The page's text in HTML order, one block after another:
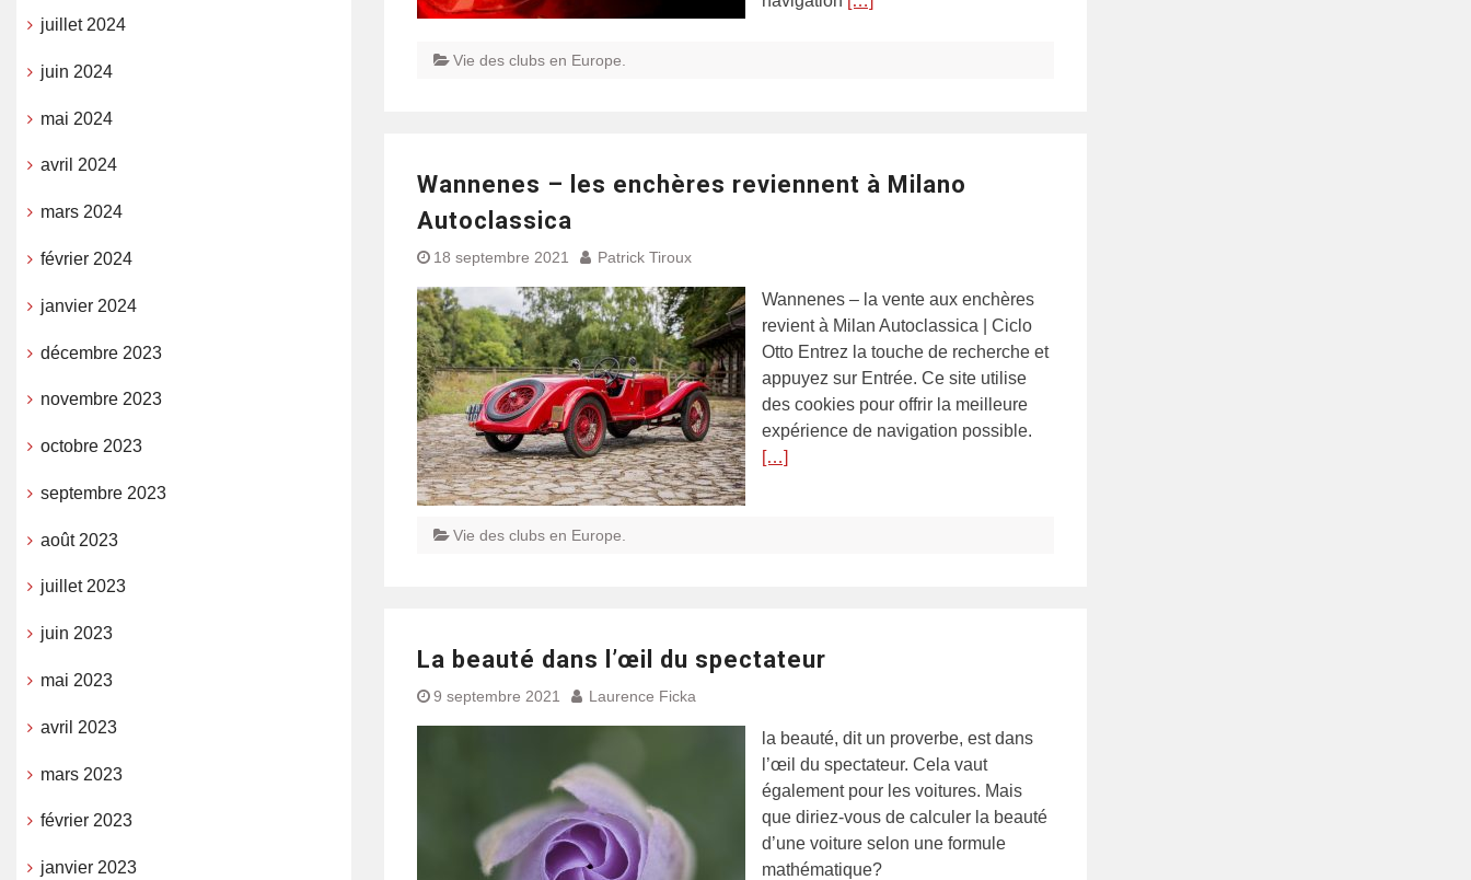
Vie des clubs en Europe.
Wannenes – les enchères reviennent à Milano
Autoclassica
18 septembre 2021 Patrick Tiroux
Wannenes – la vente aux enchères
revient à Milan Autoclassica | Ciclo
Otto Entrez la touche de recherche et
appuyez sur Entrée. Ce site utilise
des cookies pour offrir la meilleure
expérience de navigation possible.
[…]
Vie des clubs en Europe.
La beauté dans l’œil du spectateur
9 septembre 2021 Laurence Ficka
la beauté, dit un proverbe, est dans
l’œil du spectateur. Cela vaut
également pour les voitures. Mais
que diriez-vous de calculer la beauté
d’une voiture selon une formule
mathématique?
juillet 2024
juin 2024
mai 2024
avril 2024
mars 2024
février 2024
janvier 2024
décembre 2023
novembre 2023
octobre 2023
septembre 2023
août 2023
juillet 2023
juin 2023
mai 2023
avril 2023
mars 2023
février 2023
janvier 2023